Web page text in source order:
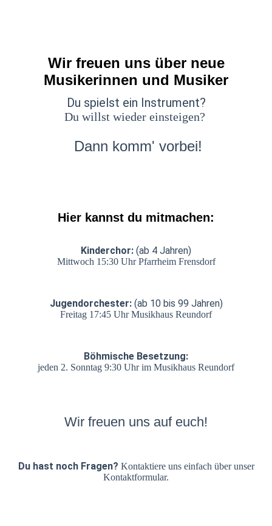
Wir freuen uns über neue
Musikerinnen und Musiker
Du spielst ein Instrument?
Du willst wieder einsteigen?
Dann komm' vorbei!
Hier kannst du mitmachen:
Kinderchor: (ab 4 Jahren)
Mittwoch 15:30 Uhr Pfarrheim Frensdorf
Jugendorchester:(ab 10 bis 99 Jahren)
Freitag 17:45 Uhr Musikhaus Reundorf
Böhmische Besetzung:
jeden 2. Sonntag 9:30 Uhr im Musikhaus Reundorf
Wir freuen uns auf euch!
Du hast noch Fragen? Kontaktiere uns einfach über unser
Kontaktformular.